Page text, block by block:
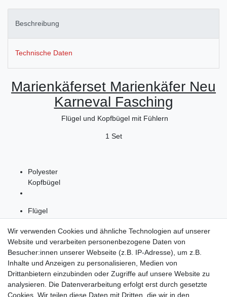
Beschreibung
Technische Daten
Marienkäferset Marienkäfer Neu
Karneval Fasching
Flügel und Kopfbügel mit Fühlern
1 Set
Polyester
Kopfbügel
Flügel
Polyamid, Metall
Shop
Zahlungs- und Versandbedingungen
Wir verwenden Cookies und ähnliche Technologien auf unserer
Website und verarbeiten personenbezogene Daten von
Besucher:innen unserer Webseite (z.B. IP-Adresse), um z.B.
Inhalte und Anzeigen zu personalisieren, Medien von
Drittanbietern einzubinden oder Zugriffe auf unsere Website zu
analysieren. Die Datenverarbeitung erfolgt erst durch gesetzte
Cookies. Wir teilen diese Daten mit Dritten, die wir in den